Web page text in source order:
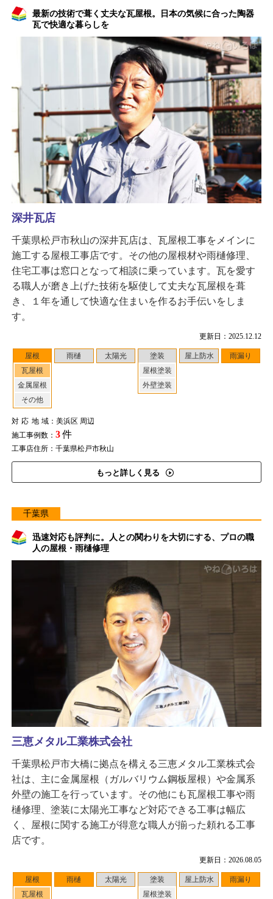
最新の技術で葺く丈夫な瓦屋根。日本の気候に合った陶器
瓦で快適な暮らしを
更新日：2025.12.12
屋根
瓦屋根
金属屋根
その他
雨樋 太陽光
塗装
屋根塗装
外壁塗装
屋上防水 雨漏り
対応地域：美浜区 周辺
施工事例数： 3件
工事店住所：千葉県松戸市秋山
もっと詳しく見る
深井瓦店
千葉県松戸市秋山の深井瓦店は、瓦屋根工事をメインに
施工する屋根工事店です。その他の屋根材や雨樋修理、
住宅工事は窓口となって相談に乗っています。瓦を愛す
る職人が磨き上げた技術を駆使して丈夫な瓦屋根を葺
き、１年を通して快適な住まいを作るお手伝いをしま
す。
千葉県
迅速対応も評判に。人との関わりを大切にする、プロの職
人の屋根・雨樋修理
更新日：2026.08.05
屋根
瓦屋根
雨樋 太陽光
塗装
屋根塗装
屋上防水 雨漏り
三恵メタル工業株式会社
千葉県松戸市大橋に拠点を構える三恵メタル工業株式会
社は、主に金属屋根（ガルバリウム鋼板屋根）や金属系
外壁の施工を行っています。その他にも瓦屋根工事や雨
樋修理、塗装に太陽光工事など対応できる工事は幅広
く、屋根に関する施工が得意な職人が揃った頼れる工事
店です。